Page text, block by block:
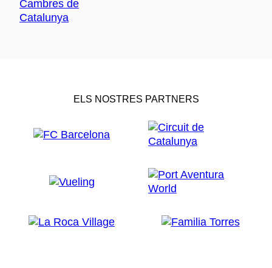
ELS NOSTRES PARTNERS